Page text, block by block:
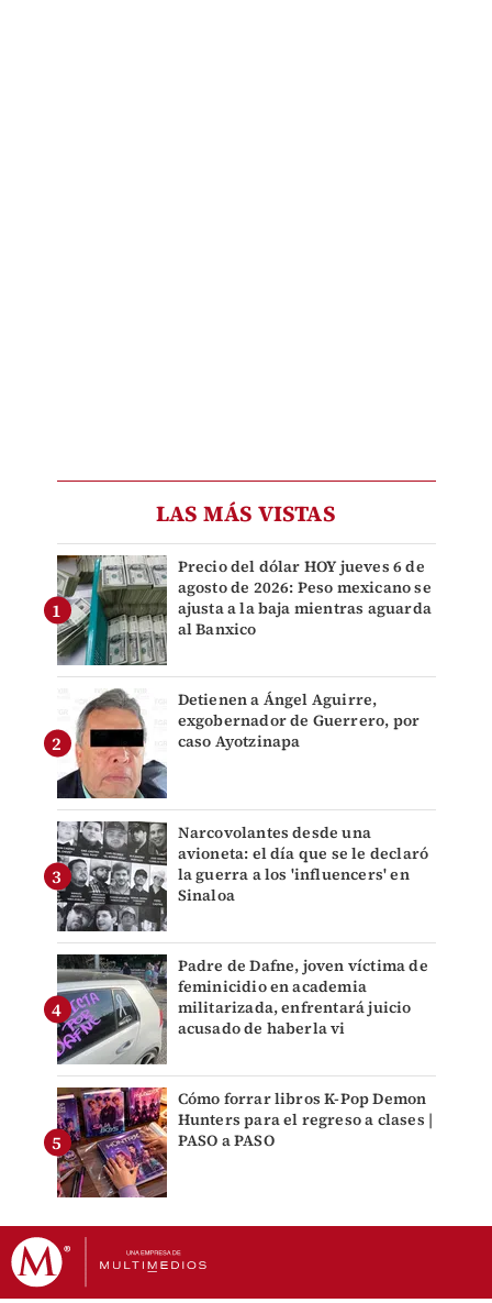
LAS MÁS VISTAS
Precio del dólar HOY jueves 6 de
agosto de 2026: Peso mexicano se
ajusta a la baja mientras aguarda
al Banxico
Detienen a Ángel Aguirre,
exgobernador de Guerrero, por
caso Ayotzinapa
Narcovolantes desde una
avioneta: el día que se le declaró
la guerra a los 'influencers' en
Sinaloa
Padre de Dafne, joven víctima de
feminicidio en academia
militarizada, enfrentará juicio
acusado de haberla vi
Cómo forrar libros K-Pop Demon
Hunters para el regreso a clases |
PASO a PASO